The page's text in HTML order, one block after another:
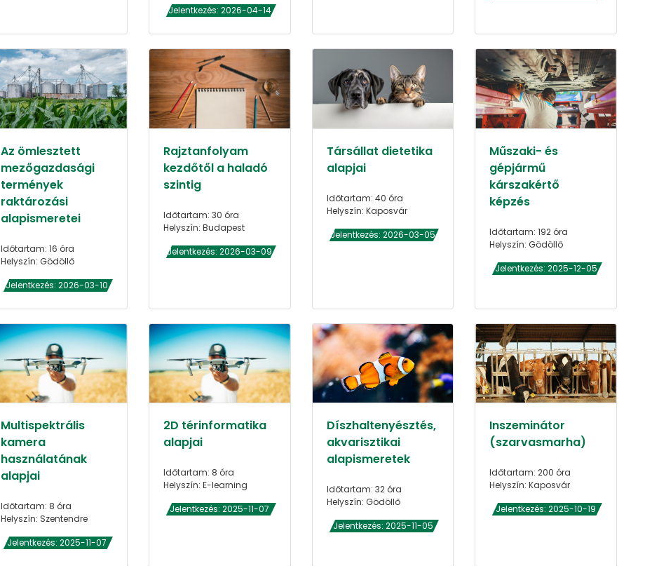
Jelentkezés: 2026-04-14
Az ömlesztett
mezőgazdasági
termények
raktározási
alapismeretei
Időtartam: 16 óra
Helyszín: Gödöllő
Jelentkezés: 2026-03-10
Rajztanfolyam
kezdőtől a haladó
szintig
Időtartam: 30 óra
Helyszín: Budapest
Jelentkezés: 2026-03-09
Társállat dietetika
alapjai
Időtartam: 40 óra
Helyszín: Kaposvár
Jelentkezés: 2026-03-05
Műszaki- és
gépjármű
kárszakértő
képzés
Időtartam: 192 óra
Helyszín: Gödöllő
Jelentkezés: 2025-12-05
Multispektrális
kamera
használatának
alapjai
Időtartam: 8 óra
Helyszín: Szentendre
Jelentkezés: 2025-11-07
2D térinformatika
alapjai
Időtartam: 8 óra
Helyszín: E-learning
Jelentkezés: 2025-11-07
Díszhaltenyésztés,
akvarisztikai
alapismeretek
Időtartam: 32 óra
Helyszín: Gödöllő
Jelentkezés: 2025-11-05
Inszeminátor
(szarvasmarha)
Időtartam: 200 óra
Helyszín: Kaposvár
Jelentkezés: 2025-10-19